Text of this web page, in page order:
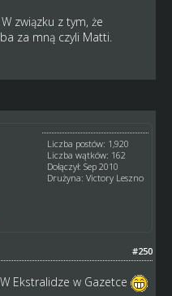
związku z tym, że
za mną czyli Matti.
Liczba postów: 1,920
Liczba wątków: 162
Dołączył: Sep 2010
Drużyna: Victory Leszno
#250
Ekstralidze w Gazetce